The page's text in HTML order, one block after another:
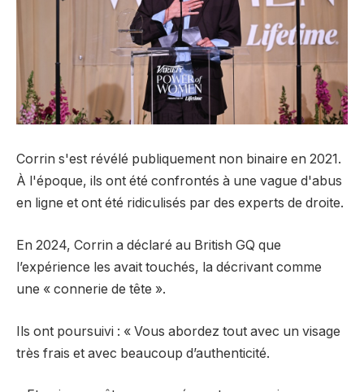
Corrin s'est révélé publiquement non binaire en 2021.
À l'époque, ils ont été confrontés à une vague d'abus
en ligne et ont été ridiculisés par des experts de droite.
En 2024, Corrin a déclaré au British GQ que
l’expérience les avait touchés, la décrivant comme
une « connerie de tête ».
Ils ont poursuivi : « Vous abordez tout avec un visage
très frais et avec beaucoup d’authenticité.